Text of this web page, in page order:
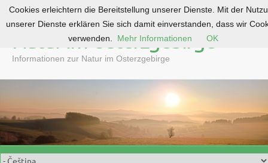
o
o
n
t
e
Natur im Osterzgebirge
Informationen zur Natur im Osterzgebirge
Cookies erleichtern die Bereitstellung unserer Dienste. Mit der
unserer Dienste erklären Sie sich damit einverstanden, dass wir
verwenden.
Mehr Informationen OK